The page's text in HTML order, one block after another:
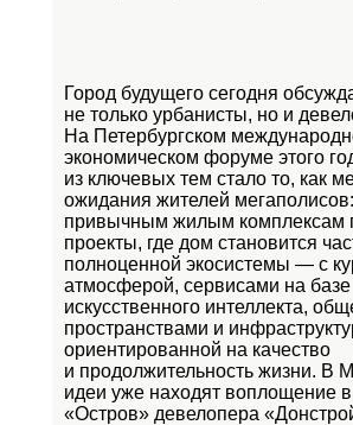
Город будущего сегодня
не только урбанисты, но и
На Петербургском
экономическом форуме этого
из ключевых тем стало то, как
ожидания жителей
привычным жилым комплексам
проекты, где дом становится
полноценной экосистемы — с
атмосферой, сервисами на базе
искусственного интеллекта,
пространствами и
ориентированной на качество
и продолжительность жизни. В
идеи уже находят воплощение в
«Остров» девелопера